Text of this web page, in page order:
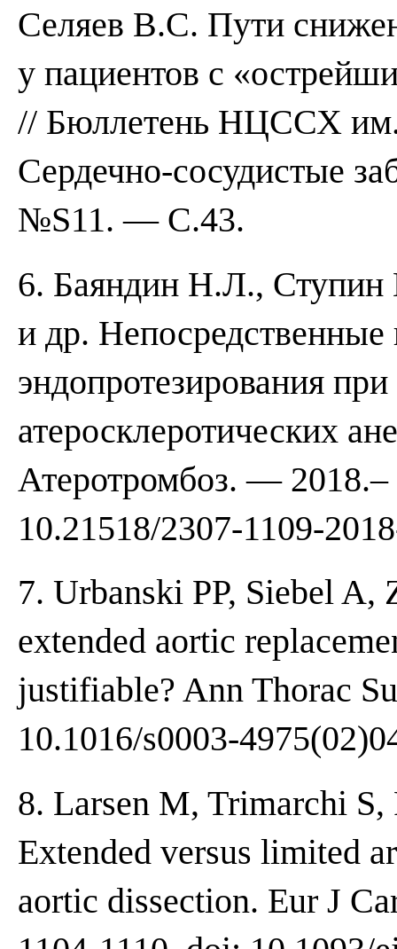
Селяев В.С. Пути
у пациентов с
// Бюллетень НЦССХ
Сердечно-сосудистые
№S11. — С.43.
6. Баяндин Н.Л.,
и др. Непосредственные
эндопротезирования
атеросклеротических
Атеротромбоз. —
10.21518/2307-1109-
7. Urbanski PP, Siebel A,
extended aortic
justifiable? Ann Thorac
10.1016/s0003-
8. Larsen M, Trimarchi
Extended versus limited
aortic dissection. Eur J